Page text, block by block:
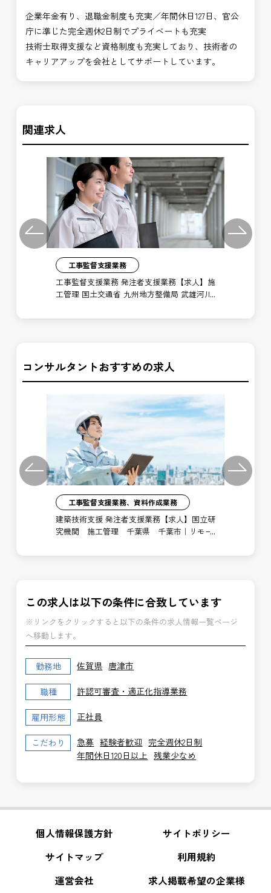
企業年金有り、退職金制度も充実／年間休日127日、官公
庁に準じた完全週休2日制でプライベートも充実
技術士取得支援など資格制度も充実しており、技術者の
キャリアアップを会社としてサポートしています。
関連求人
Previous
工事監督支援業務
工事監督支援業務 発注者支援業務【求人】施
工管理 国土交通省 九州地方整備局 武雄河川
Next
コンサルタントおすすめの求人
Previous
工事監督支援業務、資料作成業務
建築技術支援 発注者支援業務【求人】国立研
究機関 施工管理 千葉県 千葉市｜リモー
Next
この求人は以下の条件に合致しています
※リンクをクリックすると以下の条件の求人情報一覧ページ
へ移動します。
勤務地 佐賀県 唐津市
職種 許認可審査・適正化指導業務
雇用形態 正社員
こだわり 急募 経験者歓迎 完全週休2日制
年間休日120日以上 残業少なめ
個人情報保護方針
サイトポリシー
サイトマップ
利用規約
運営会社
求人掲載希望の企業様